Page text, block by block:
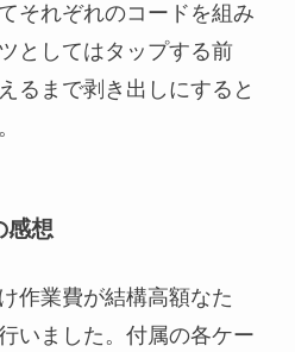
それぞれのコードを組み
としてはタップする前
るまで剥き出しにすると
感想
作業費が結構高額なた
いました。付属の各ケー